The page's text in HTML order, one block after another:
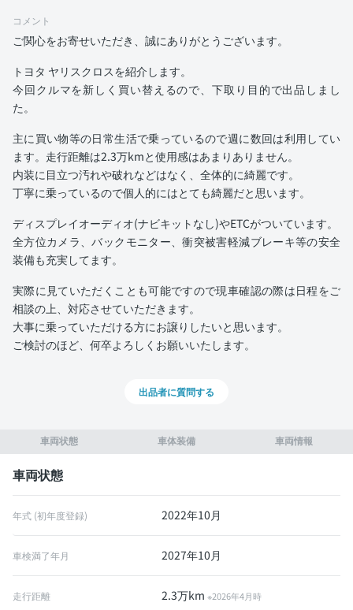
車両状態 車体装備 車両情報
車両状態
年式 (初年度登録) 2022年10月
車検満了年月 2027年10月
走行距離 2.3万km※2026年4月時
コメント
ご関心をお寄せいただき、誠にありがとうございます。
トヨタ ヤリスクロスを紹介します。
今回クルマを新しく買い替えるので、下取り目的で出品しまし
た。
主に買い物等の日常生活で乗っているので週に数回は利用してい
ます。走行距離は2.3万kmと使用感はあまりありません。
内装に目立つ汚れや破れなどはなく、全体的に綺麗です。
丁寧に乗っているので個人的にはとても綺麗だと思います。
ディスプレイオーディオ(ナビキットなし)やETCがついています。
全方位カメラ、バックモニター、衝突被害軽減ブレーキ等の安全
装備も充実してます。
実際に見ていただくことも可能ですので現車確認の際は日程をご
相談の上、対応させていただきます。
大事に乗っていただける方にお譲りしたいと思います。
ご検討のほど、何卒よろしくお願いいたします。
出品者に質問する